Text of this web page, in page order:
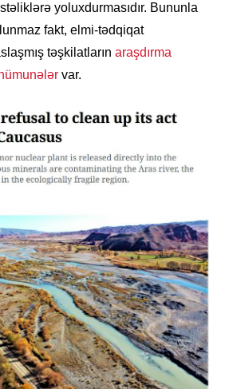
yoluxdurmasıdır. Bununla
fakt, elmi-tədqiqat
təşkilatların araşdırma
var.